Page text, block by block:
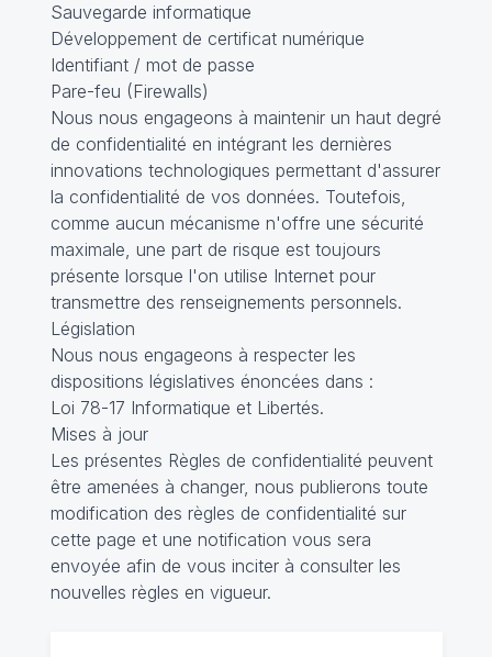
Sauvegarde informatique
Développement de certificat numérique
Identifiant / mot de passe
Pare-feu (Firewalls)
Nous nous engageons à maintenir un haut degré
de confidentialité en intégrant les dernières
innovations technologiques permettant d'assurer
la confidentialité de vos données. Toutefois,
comme aucun mécanisme n'offre une sécurité
maximale, une part de risque est toujours
présente lorsque l'on utilise Internet pour
transmettre des renseignements personnels.
Législation
Nous nous engageons à respecter les
dispositions législatives énoncées dans :
Loi 78-17 Informatique et Libertés.
Mises à jour
Les présentes Règles de confidentialité peuvent
être amenées à changer, nous publierons toute
modification des règles de confidentialité sur
cette page et une notification vous sera
envoyée afin de vous inciter à consulter les
nouvelles règles en vigueur.